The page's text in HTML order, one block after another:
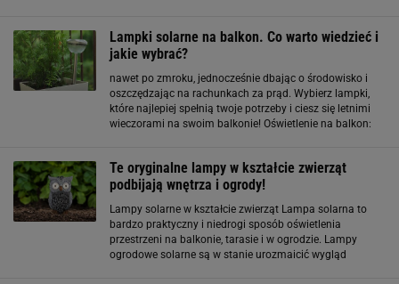
Lampki solarne na balkon. Co warto wiedzieć i
jakie wybrać?
nawet po zmroku, jednocześnie dbając o środowisko i
oszczędzając na rachunkach za prąd. Wybierz lampki,
które najlepiej spełnią twoje potrzeby i ciesz się letnimi
wieczorami na swoim balkonie! Oświetlenie na balkon:
Te oryginalne lampy w kształcie zwierząt
podbijają wnętrza i ogrody!
Lampy solarne w kształcie zwierząt Lampa solarna to
bardzo praktyczny i niedrogi sposób oświetlenia
przestrzeni na balkonie, tarasie i w ogrodzie. Lampy
ogrodowe solarne są w stanie urozmaicić wygląd